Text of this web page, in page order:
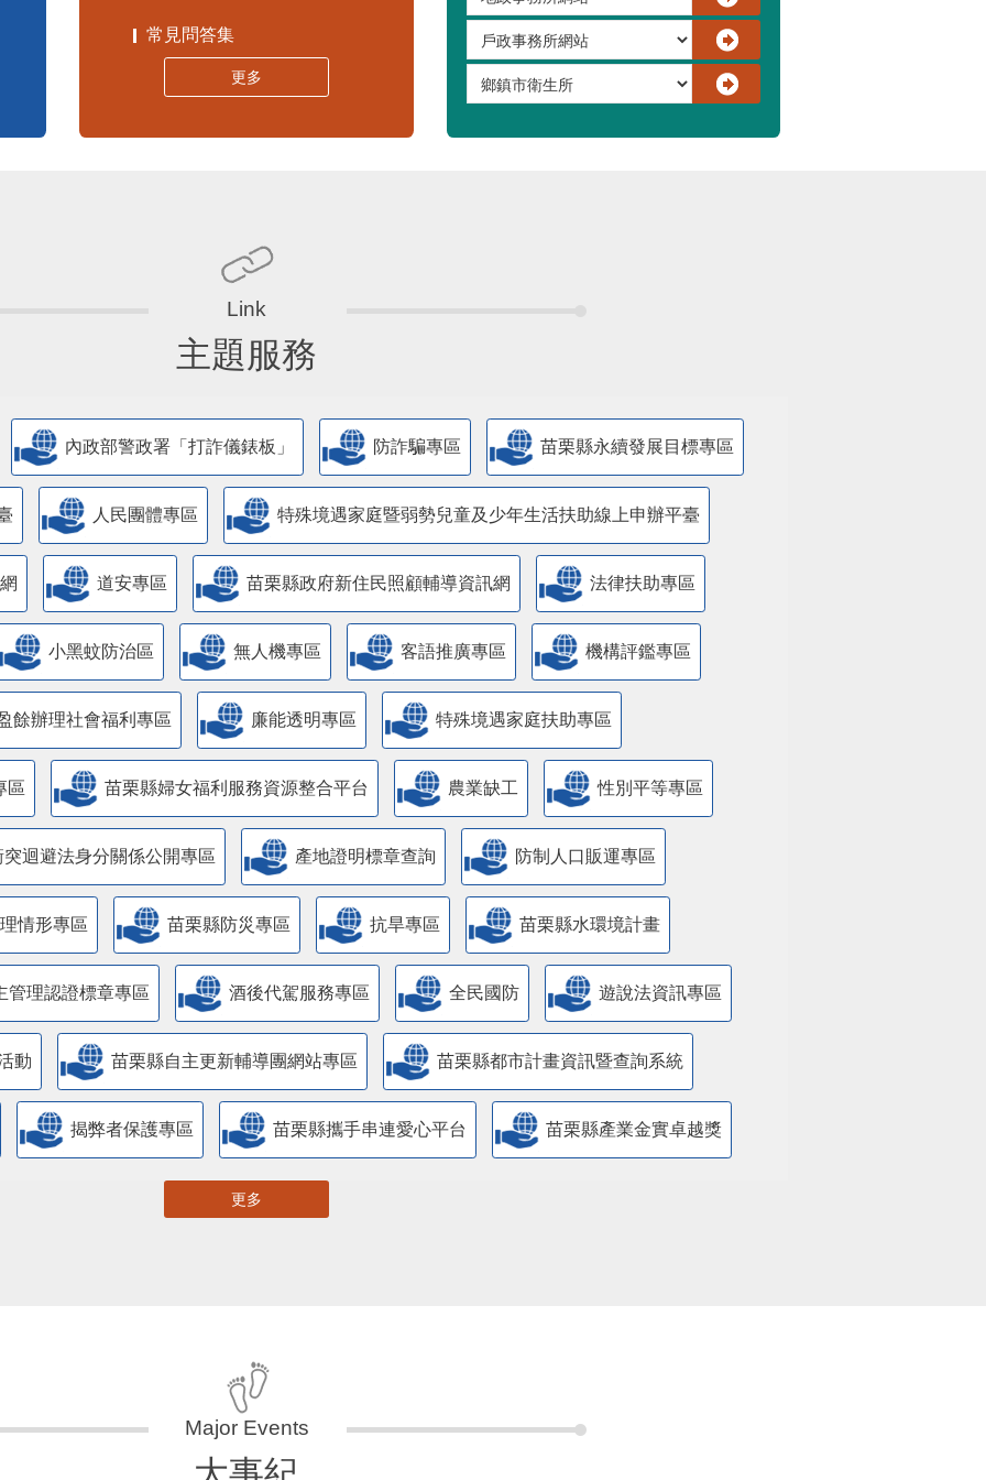
常見問答集
更多
主題服務
內政部警政署「打詐儀錶板」 防詐騙專區 苗栗縣永續發展目標專區
人民團體專區 特殊境遇家庭暨弱勢兒童及少年生活扶助線上申辦平臺
道安專區 苗栗縣政府新住民照顧輔導資訊網 法律扶助專區
小黑蚊防治區 無人機專區 客語推廣專區 機構評鑑專區
餘辦理社會福利專區 廉能透明專區 特殊境遇家庭扶助專區
區 苗栗縣婦女福利服務資源整合平台 農業缺工 性別平等專區
迴避法身分關係公開專區 產地證明標章查詢 防制人口販運專區
情形專區 苗栗縣防災專區 抗旱專區 苗栗縣水環境計畫
管理認證標章專區 酒後代駕服務專區 全民國防 遊說法資訊專區
動 苗栗縣自主更新輔導團網站專區 苗栗縣都市計畫資訊暨查詢系統
揭弊者保護專區 苗栗縣攜手串連愛心平台 苗栗縣產業金實卓越獎
更多